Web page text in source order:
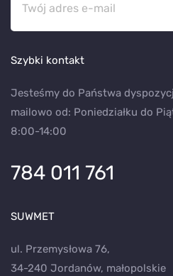
Szybki kontakt
Jesteśmy do Państwa
mailowo od: Poniedziałku do
8:00-14:00
784 011 761
SUWMET
ul. Przemysłowa 76,
34-240 Jordanów, małopolskie